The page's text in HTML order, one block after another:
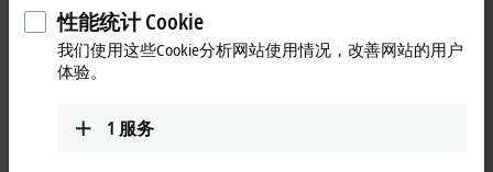
技
术
Video
2026年1月29日
伊之密德国：采用 MX-System 简
性能统计 Cookie
我们使用这些Cookie分析网站使用情况，改善网站的用户
体验。
1 服务